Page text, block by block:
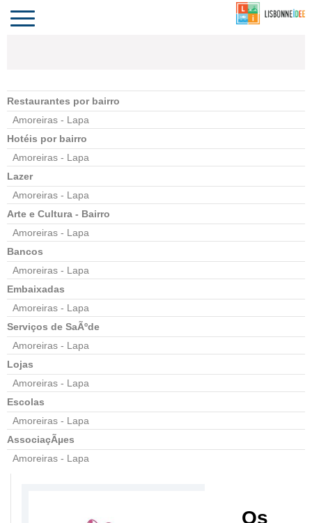
PORTUGAL
Toggle
navigation
Restaurantes por bairro
Amoreiras - Lapa
Hotéis por bairro
Amoreiras - Lapa
Lazer
Amoreiras - Lapa
Arte e Cultura - Bairro
Amoreiras - Lapa
Bancos
Amoreiras - Lapa
Embaixadas
Amoreiras - Lapa
Serviços de SaÃºde
Amoreiras - Lapa
Lojas
Amoreiras - Lapa
Escolas
Amoreiras - Lapa
AssociaçÃµes
Amoreiras - Lapa
Os